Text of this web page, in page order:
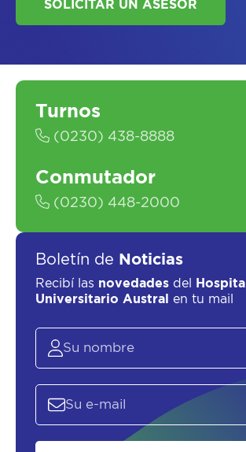
Turnos
(0230) 438-8888
Conmutador
(0230) 448-2000
Boletín de Noticias
Recibí las novedades del
Hospital
Universitario Austral
en tu mail